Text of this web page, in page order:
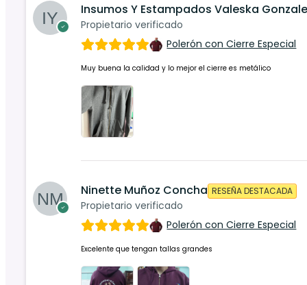
Insumos Y Estampados Valeska
Propietario verificado
Polerón con Cierre Especial
Muy buena la calidad y lo mejor el cierre es metálico
Ninette Muñoz Concha
Propietario verificado
RESEÑA DESTACADA
Polerón con Cierre Especial
Excelente que tengan tallas grandes